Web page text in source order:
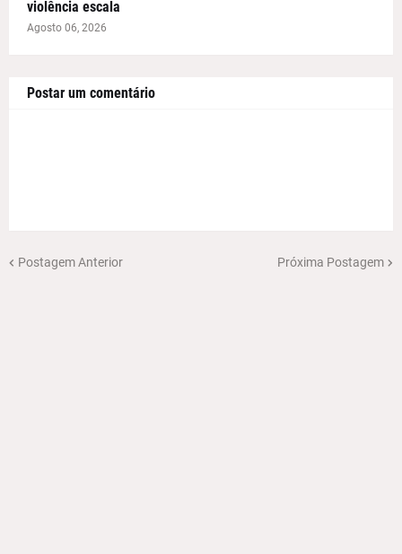
violência escala
Agosto 06, 2026
Postar um comentário
Postagem Anterior Próxima Postagem